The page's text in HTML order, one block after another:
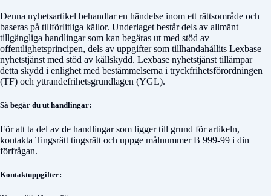
Denna nyhetsartikel behandlar en händelse inom ett rättsområde och
baseras på tillförlitliga källor. Underlaget består dels av allmänt
tillgängliga handlingar som kan begäras ut med stöd av
offentlighetsprincipen, dels av uppgifter som tillhandahållits Lexbase
nyhetstjänst med stöd av källskydd. Lexbase nyhetstjänst tillämpar
detta skydd i enlighet med bestämmelserna i tryckfrihetsförordningen
(TF) och yttrandefrihetsgrundlagen (YGL).
Så begär du ut handlingar:
För att ta del av de handlingar som ligger till grund för artikeln,
kontakta Tingsrätt tingsrätt och uppge målnummerB 999-99 i din
förfrågan.
Kontaktuppgifter: